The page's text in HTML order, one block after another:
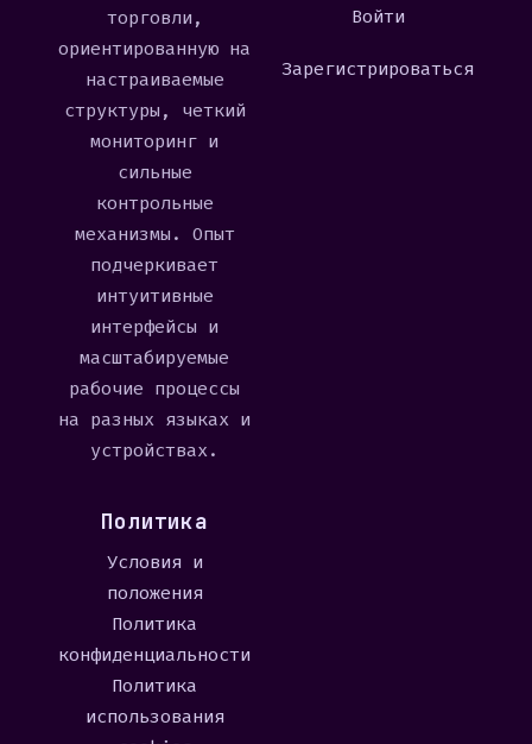
торговли,
ориентированную на
настраиваемые
структуры, четкий
мониторинг и
сильные
контрольные
механизмы. Опыт
подчеркивает
интуитивные
интерфейсы и
масштабируемые
рабочие процессы
на разных языках и
устройствах.
Войти
Зарегистрироваться
Политика
Условия и
положения
Политика
конфиденциальности
Политика
использования